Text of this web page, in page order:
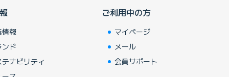
情報
ド
ナビリティ
ご利用中の方
マイページ
メール
会員サポート